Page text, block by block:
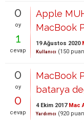
0
oy
1
cevap
Apple
MacBook
19 Ağustos 2020
Kullanıcı (150
0
oy
0
cevap
MacBook
batarya
4 Ekim 2017 Mac
Yardımcı (920